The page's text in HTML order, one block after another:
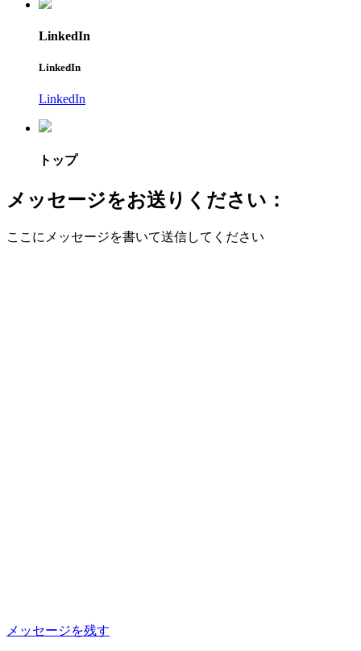
LinkedIn
LinkedIn
LinkedIn
トップ
メッセージをお送りください：
ここにメッセージを書いて送信してください
メッセージを残す